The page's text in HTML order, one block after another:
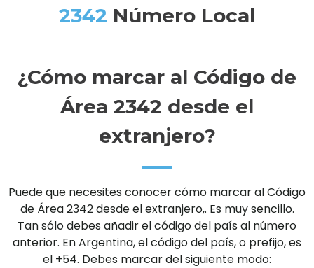
2342 Número Local
¿Cómo marcar al Código de
Área 2342 desde el
extranjero?
Puede que necesites conocer cómo marcar al Código
de Área 2342 desde el extranjero,. Es muy sencillo.
Tan sólo debes añadir el código del país al número
anterior. En Argentina, el código del país, o prefijo, es
el +54. Debes marcar del siguiente modo: